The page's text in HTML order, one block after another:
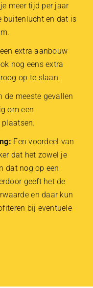
meer tijd per jaar
buitenlucht en dat is
extra aanbouw
nog eens extra
op te slaan.
de meeste gevallen
om een
Een voordeel van
dat het zowel je
dat nog op een
geeft het de
en daar kun
bij eventuele